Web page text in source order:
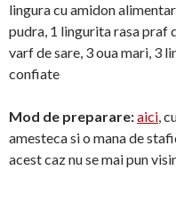
lingura cu amidon
pudra, 1 lingurita rasa praf
varf de sare, 3 oua mari, 3
confiate
Mod de preparare:aici,
amesteca si o mana de
acest caz nu se mai pun